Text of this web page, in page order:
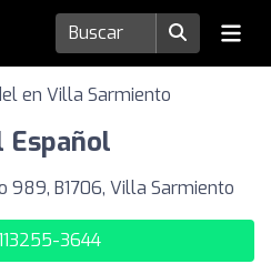
en Villa Sarmiento
Español
989, B1706, Villa Sarmiento
3644